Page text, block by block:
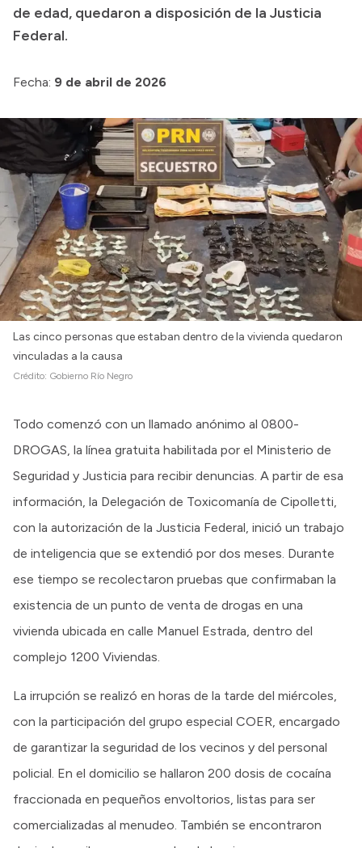
de edad, quedaron a disposición de la Justicia
Federal.
Fecha: 9 de abril de 2026
Las cinco personas que estaban dentro de la vivienda quedaron
vinculadas a la causa
Crédito: Gobierno Río Negro
Todo comenzó con un llamado anónimo al 0800-
DROGAS, la línea gratuita habilitada por el Ministerio de
Seguridad y Justicia para recibir denuncias. A partir de esa
información, la Delegación de Toxicomanía de Cipolletti,
con la autorización de la Justicia Federal, inició un trabajo
de inteligencia que se extendió por dos meses. Durante
ese tiempo se recolectaron pruebas que confirmaban la
existencia de un punto de venta de drogas en una
vivienda ubicada en calle Manuel Estrada, dentro del
complejo 1200 Viviendas.
La irrupción se realizó en horas de la tarde del miércoles,
con la participación del grupo especial COER, encargado
de garantizar la seguridad de los vecinos y del personal
policial. En el domicilio se hallaron 200 dosis de cocaína
fraccionada en pequeños envoltorios, listas para ser
comercializadas al menudeo. También se encontraron